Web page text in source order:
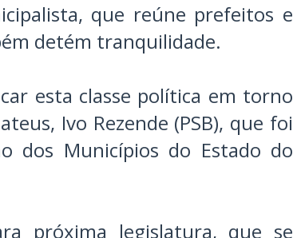
que reúne prefeitos e
detém tranquilidade.
esta classe política em torno
Ivo Rezende (PSB), que foi
dos Municípios do Estado do
próxima legislatura, que se